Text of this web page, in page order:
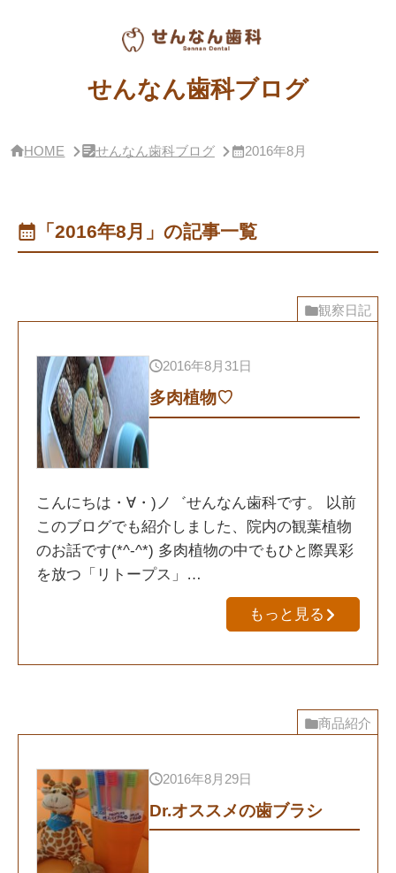
せんなん歯科ブログ
HOME せんなん歯科ブログ 2016年8月
「2016年8月」の記事一覧
観察日記
2016年8月31日
多肉植物♡
こんにちは・∀・)ノ゛せんなん歯科です。 以前
このブログでも紹介しました、院内の観葉植物
のお話です(*^-^*) 多肉植物の中でもひと際異彩
を放つ「リトープス」…
もっと見る
商品紹介
2016年8月29日
Dr.オススメの歯ブラシ